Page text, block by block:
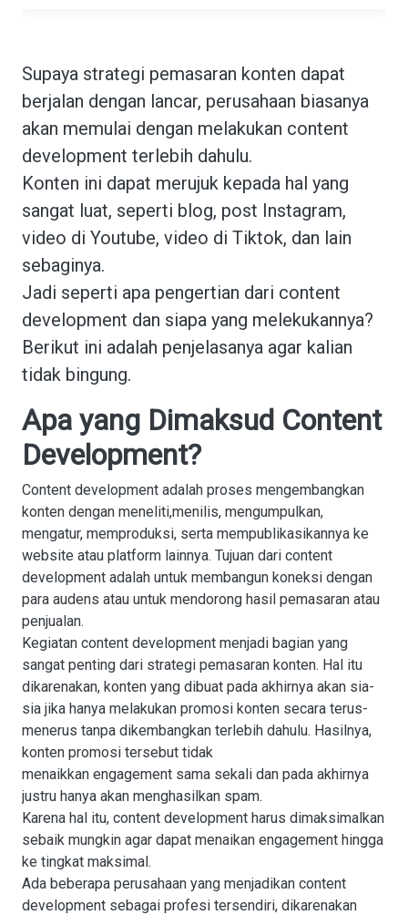
Supaya strategi pemasaran konten dapat
berjalan dengan lancar, perusahaan biasanya
akan memulai dengan melakukan content
development terlebih dahulu.
Konten ini dapat merujuk kepada hal yang
sangat luat, seperti blog, post Instagram,
video di Youtube, video di Tiktok, dan lain
sebaginya.
Jadi seperti apa pengertian dari content
development dan siapa yang melekukannya?
Berikut ini adalah penjelasanya agar kalian
tidak bingung.
Apa yang Dimaksud Content
Development?
Content development adalah proses mengembangkan
konten dengan meneliti,menilis, mengumpulkan,
mengatur, memproduksi, serta mempublikasikannya ke
website atau platform lainnya. Tujuan dari content
development adalah untuk membangun koneksi dengan
para audens atau untuk mendorong hasil pemasaran atau
penjualan.
Kegiatan content development menjadi bagian yang
sangat penting dari strategi pemasaran konten. Hal itu
dikarenakan, konten yang dibuat pada akhirnya akan sia-
sia jika hanya melakukan promosi konten secara terus-
menerus tanpa dikembangkan terlebih dahulu. Hasilnya,
konten promosi tersebut tidak
menaikkan engagement sama sekali dan pada akhirnya
justru hanya akan menghasilkan spam.
Karena hal itu, content development harus dimaksimalkan
sebaik mungkin agar dapat menaikan engagement hingga
ke tingkat maksimal.
Ada beberapa perusahaan yang menjadikan content
development sebagai profesi tersendiri, dikarenakan